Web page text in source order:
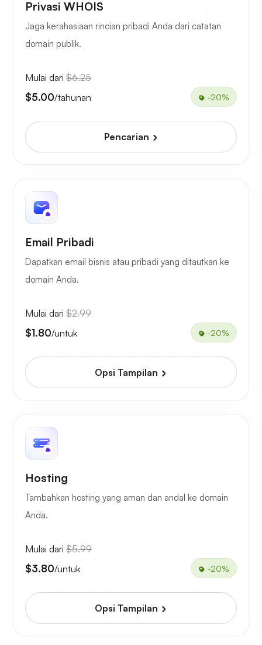
Privasi WHOIS
Jaga kerahasiaan rincian pribadi Anda dari catatan
domain publik.
Mulai dari $6.25
$5.00/tahunan -20%
Pencarian
Email Pribadi
Dapatkan email bisnis atau pribadi yang ditautkan ke
domain Anda.
Mulai dari $2.99
$1.80/untuk -20%
Opsi Tampilan
Hosting
Tambahkan hosting yang aman dan andal ke domain
Anda.
Mulai dari $5.99
$3.80/untuk -20%
Opsi Tampilan